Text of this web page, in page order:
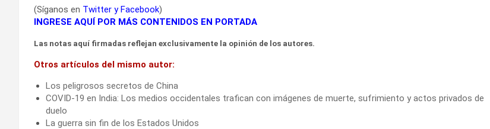
(Síganos en Twitter yFacebook)
INGRESE AQUÍ POR MÁS CONTENIDOS EN PORTADA
Las notas aquí firmadas reflejan exclusivamente la opinión de los autores.
Otros artículos del mismo autor:
Los peligrosos secretos de China
COVID-19 en India: Los medios occidentales trafican con imágenes de muerte, sufrimiento y actos privados de
duelo
La guerra sin fin de los Estados Unidos